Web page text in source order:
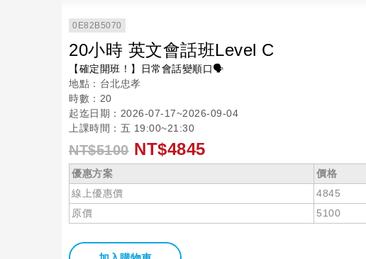
0E82B5070
20小時 英文會話班Level C
【確定開班！】日常會話變順口🗣️
地點：台北忠孝
時數：20
起迄日期：2026-07-17~2026-09-04
上課時間：五 19:00~21:30
NT$5100 NT$4845
優惠方案 價格
線上優惠價
4845
原價
5100